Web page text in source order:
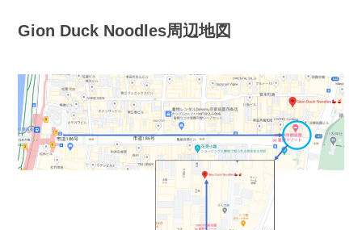
Gion Duck Noodles周辺地図